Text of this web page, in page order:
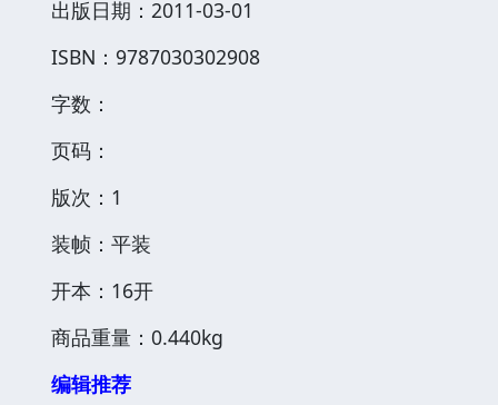
出版日期：2011-03-01
ISBN：9787030302908
字数：
页码：
版次：1
装帧：平装
开本：16开
商品重量：0.440kg
编辑推荐